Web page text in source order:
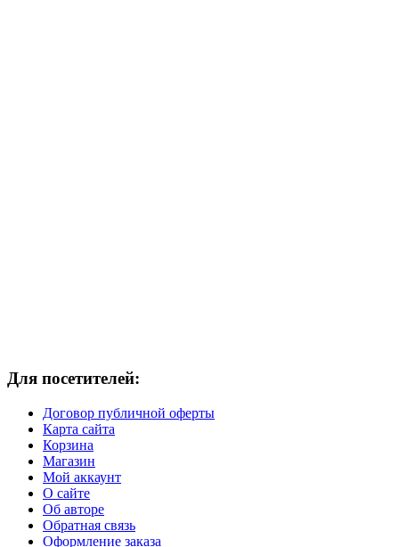
Для посетителей:
Договор публичной оферты
Карта сайта
Корзина
Магазин
Мой аккаунт
О сайте
Об авторе
Обратная связь
Оформление заказа